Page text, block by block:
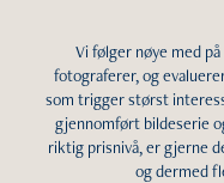
Vi følger nøye med
fotograferer, og
som trigger størst
gjennomført bildeserie
riktig prisnivå, er gjerne
og dermed